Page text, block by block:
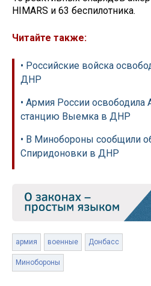
HIMARS и 63 беспилотника.
Читайте также:
• Российские войска
ДНР
• Армия России
станцию Выемка в ДНР
• В Минобороны сообщили
Спиридоновки в ДНР
армия военные Донбасс
Минобороны